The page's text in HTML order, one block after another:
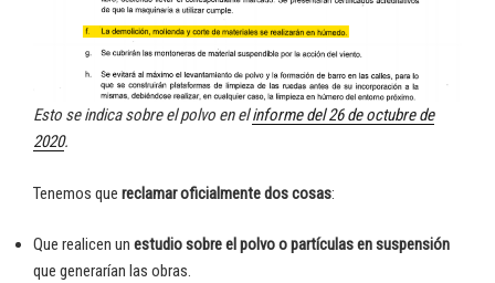
Esto se indica sobre el polvo en elinforme del 26 de octubre de
2020.
Tenemos que reclamar oficialmente dos cosas:
Que realicen un estudio sobre el polvo o partículas en suspensión
que generarían las obras.